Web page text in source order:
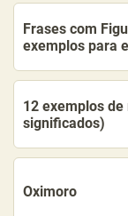
Frases com
exemplos para
12 exemplos
significados)
Oximoro